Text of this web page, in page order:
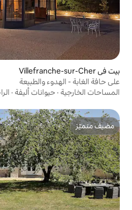
متوسط التقييم 4.93 من 5، 83 مراجعات
4.93 (83)
أليفة·الراحة